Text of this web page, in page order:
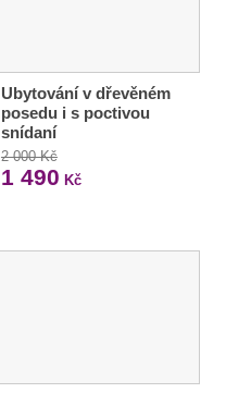
Ubytování v dřevěném
posedu i s poctivou
snídaní
2 000 Kč
1 490 Kč